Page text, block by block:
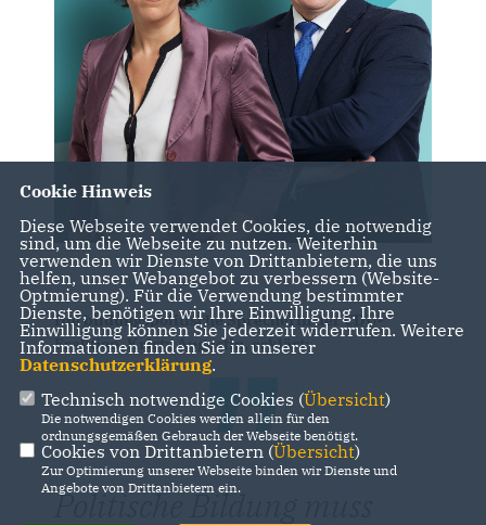
Die bildungspolitische Sprecherin der CDU-
Fraktion, Kristy Augustin, erklärt:
Politische Bildung muss
Cookie Hinweis
Diese Webseite verwendet Cookies, die notwendig
sind, um die Webseite zu nutzen. Weiterhin
verwenden wir Dienste von Drittanbietern, die uns
helfen, unser Webangebot zu verbessern (Website-
Optmierung). Für die Verwendung bestimmter
Dienste, benötigen wir Ihre Einwilligung. Ihre
Einwilligung können Sie jederzeit widerrufen. Weitere
Informationen finden Sie in unserer
Datenschutzerklärung.
Technisch notwendige Cookies (Übersicht)
Die notwendigen Cookies werden allein für den
ordnungsgemäßen Gebrauch der Webseite benötigt.
Cookies von Drittanbietern (Übersicht)
Zur Optimierung unserer Webseite binden wir Dienste und
Angebote von Drittanbietern ein.